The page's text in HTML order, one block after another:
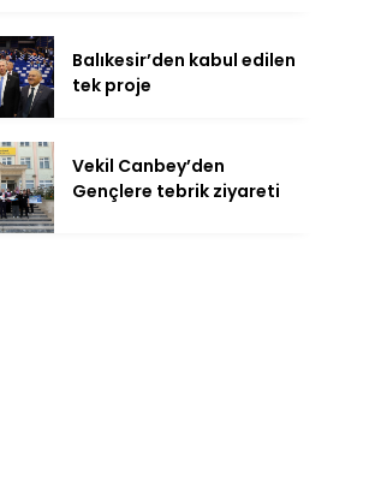
Balıkesir’den kabul edilen
tek proje
Vekil Canbey’den
Gençlere tebrik ziyareti